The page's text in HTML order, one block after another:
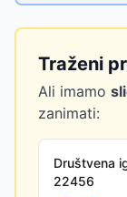
Traženi
Ali imamo
zanimati:
Društvena
22456